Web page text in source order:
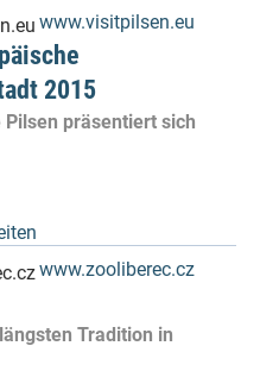
www.visitpilsen.eu
2015
präsentiert sich
www.zooliberec.cz
Tradition in